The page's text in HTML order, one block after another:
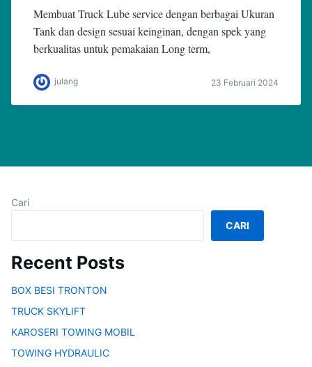
Membuat Truck Lube service dengan berbagai Ukuran
Tank dan design sesuai keinginan, dengan spek yang
berkualitas untuk pemakaian Long term,
julang 23 Februari 2024
Cari
CARI
Recent Posts
BOX BESI TRONTON
TRUCK SKYLIFT
KAROSERI TOWING MOBIL
TOWING HYDRAULIC